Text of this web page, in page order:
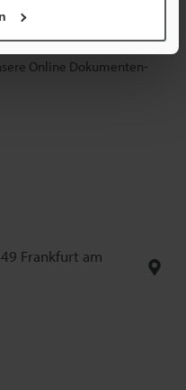
Online Dokumenten-
Frankfurt am